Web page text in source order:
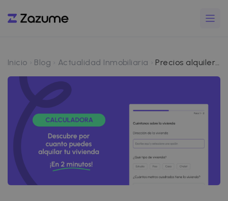
Inicio Blog Actualidad Inmobiliaria Precios alquiler 2026 ¿Por cuánto puedo alquilar mi piso?